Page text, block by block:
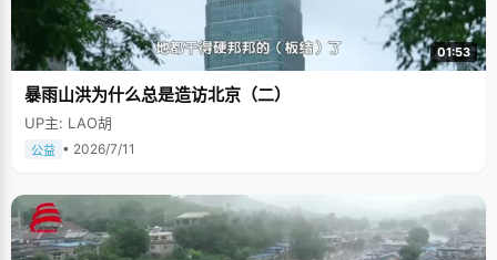
01:53
暴雨山洪为什么总是造访北京（二）
UP主: LAO胡
公益 • 2026/7/11